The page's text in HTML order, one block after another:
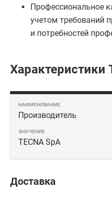
Профессиональное
учетом требований
и потребностей
Характеристики
Производитель
TECNA SpA
Доставка